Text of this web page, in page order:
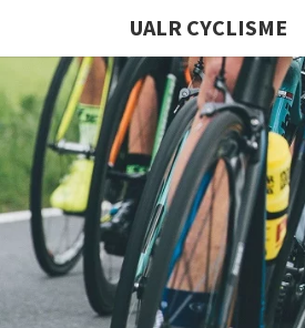
UALR CYCLISME